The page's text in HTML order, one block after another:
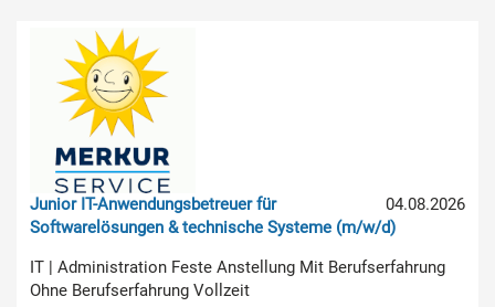
04.08.2026
Junior IT-Anwendungsbetreuer für
Softwarelösungen & technische Systeme (m/w/d)
IT | Administration Feste Anstellung Mit Berufserfahrung
Ohne Berufserfahrung Vollzeit